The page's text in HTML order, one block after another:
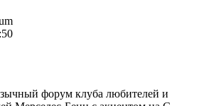
форум клуба любителей и